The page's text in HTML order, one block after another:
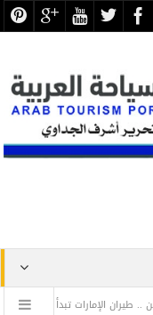
تبدأ في استخدام بطاقات